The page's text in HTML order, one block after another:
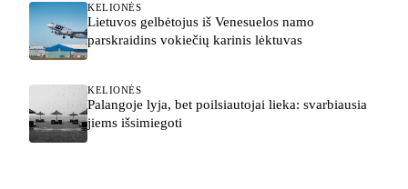
KELIONĖS
Lietuvos gelbėtojus iš Venesuelos namo
parskraidins vokiečių karinis lėktuvas
KELIONĖS
Palangoje lyja, bet poilsiautojai lieka: svarbiausia
jiems išsimiegoti